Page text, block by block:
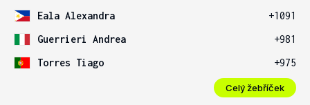
Eala Alexandra
+1091
Guerrieri Andrea
+981
Torres Tiago
+975
Celý žebříček